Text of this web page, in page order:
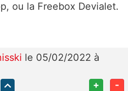
ou la Freebox Devialet.
le 05/02/2022 à
+ -